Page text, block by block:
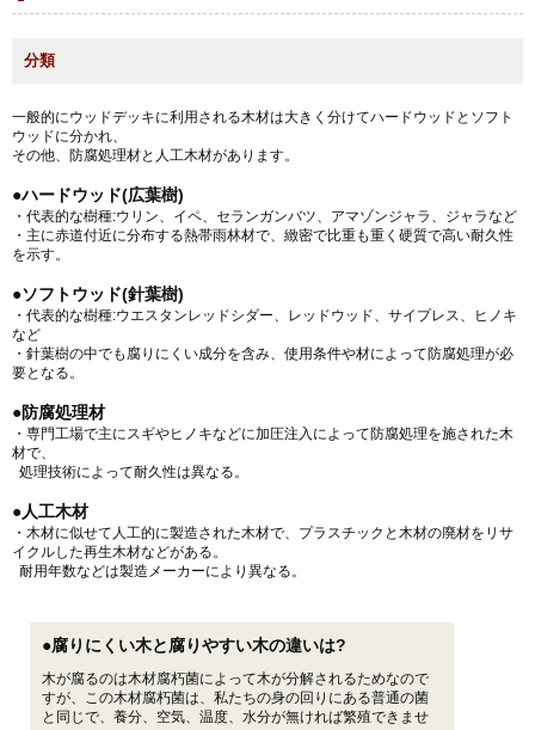
分類
一般的にウッドデッキに利用される木材は大きく分けてハードウッドとソフト
ウッドに分かれ、
その他、防腐処理材と人工木材があります。
●ハードウッド(広葉樹)
・代表的な樹種:ウリン、イペ、セランガンバツ、アマゾンジャラ、ジャラなど
・主に赤道付近に分布する熱帯雨林材で、緻密で比重も重く硬質で高い耐久性
を示す。
●ソフトウッド(針葉樹)
・代表的な樹種:ウエスタンレッドシダー、レッドウッド、サイプレス、ヒノキ
など
・針葉樹の中でも腐りにくい成分を含み、使用条件や材によって防腐処理が必
要となる。
●防腐処理材
・専門工場で主にスギやヒノキなどに加圧注入によって防腐処理を施された木
材で、
処理技術によって耐久性は異なる。
●人工木材
・木材に似せて人工的に製造された木材で、プラスチックと木材の廃材をリサ
イクルした再生木材などがある。
耐用年数などは製造メーカーにより異なる。
●腐りにくい木と腐りやすい木の違いは?
木が腐るのは木材腐朽菌によって木が分解されるためなので
すが、この木材腐朽菌は、私たちの身の回りにある普通の菌
と同じで、養分、空気、温度、水分が無ければ繁殖できませ